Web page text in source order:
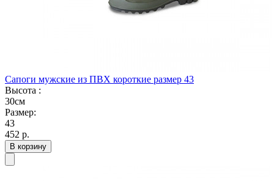
Сапоги мужские из ПВХ короткие размер 43
Высота :
30см
Размер:
43
452 р.
В корзину